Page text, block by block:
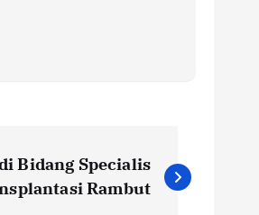
Bidang Specialis
Rambut